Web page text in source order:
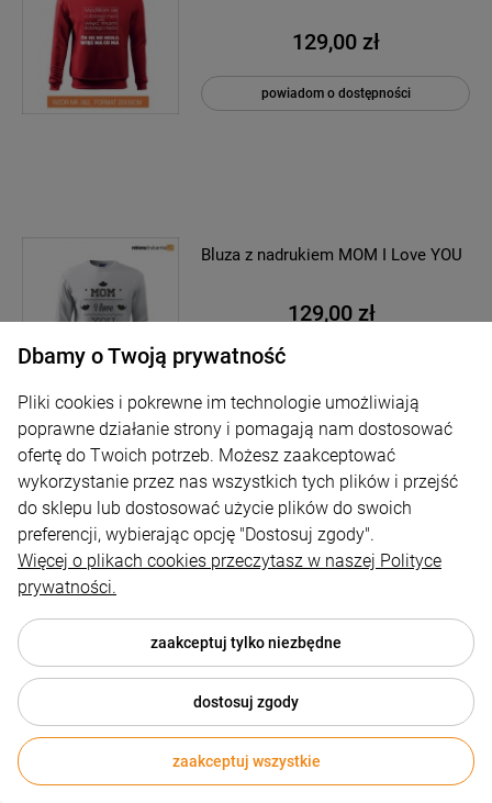
129,00 zł
powiadom o dostępności
Bluza z nadrukiem MOM I Love YOU
129,00 zł
powiadom o dostępności
Mówią niektórzy w złym humorze
Bluza z nadrukiem
powiadom o dostępności
Dbamy o Twoją prywatność
Pliki cookies i pokrewne im technologie umożliwiają
poprawne działanie strony i pomagają nam dostosować
ofertę do Twoich potrzeb. Możesz zaakceptować
wykorzystanie przez nas wszystkich tych plików i przejść
do sklepu lub dostosować użycie plików do swoich
preferencji, wybierając opcję "Dostosuj zgody".
Więcej o plikach cookies przeczytasz w naszej Polityce
prywatności.
zaakceptuj tylko niezbędne
dostosuj zgody
zaakceptuj wszystkie